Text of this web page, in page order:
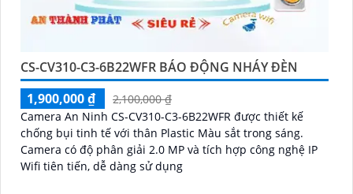
CS-CV310-C3-6B22WFR BÁO ĐỘNG NHÁY ĐÈN
1,900,000 ₫
2,100,000 ₫
Camera An Ninh CS-CV310-C3-6B22WFR được thiết kế
chống bụi tinh tế với thân Plastic Màu sắt trong sáng.
Camera có độ phân giải 2.0 MP và tích hợp công nghệ IP
Wifi tiên tiến, dễ dàng sử dụng